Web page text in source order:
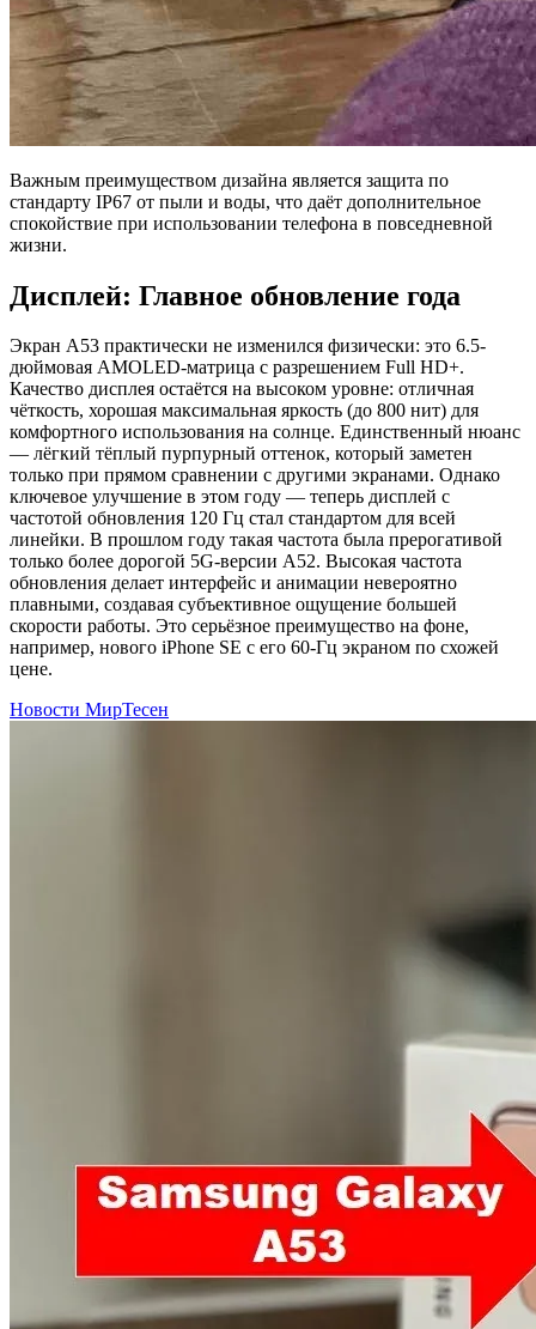
Важным преимуществом дизайна является защита по
стандарту IP67 от пыли и воды, что даёт дополнительное
спокойствие при использовании телефона в повседневной
жизни.
Дисплей: Главное обновление года
Экран A53 практически не изменился физически: это 6.5-
дюймовая AMOLED-матрица с разрешением Full HD+.
Качество дисплея остаётся на высоком уровне: отличная
чёткость, хорошая максимальная яркость (до 800 нит) для
комфортного использования на солнце. Единственный нюанс
— лёгкий тёплый пурпурный оттенок, который заметен
только при прямом сравнении с другими экранами. Однако
ключевое улучшение в этом году — теперь дисплей с
частотой обновления 120 Гц стал стандартом для всей
линейки. В прошлом году такая частота была прерогативой
только более дорогой 5G-версии A52. Высокая частота
обновления делает интерфейс и анимации невероятно
плавными, создавая субъективное ощущение большей
скорости работы. Это серьёзное преимущество на фоне,
например, нового iPhone SE с его 60-Гц экраном по схожей
цене.
Новости МирТесен